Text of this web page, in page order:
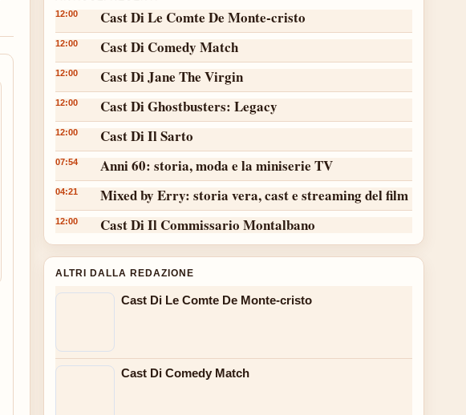
12:00 Cast Di Le Comte De Monte-cristo
12:00 Cast Di Comedy Match
12:00 Cast Di Jane The Virgin
12:00 Cast Di Ghostbusters: Legacy
12:00 Cast Di Il Sarto
07:54 Anni 60: storia, moda e la miniserie TV
04:21 Mixed by Erry: storia vera, cast e streaming del film
12:00 Cast Di Il Commissario Montalbano
ALTRI DALLA REDAZIONE
Cast Di Le Comte De Monte-cristo
Cast Di Comedy Match